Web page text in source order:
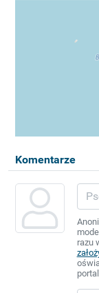
Komentarze
razu